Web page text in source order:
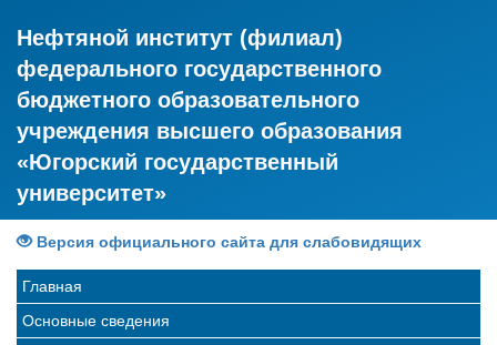
Нефтяной институт (филиал)
федерального государственного
бюджетного образовательного
учреждения высшего образования
«Югорский государственный
университет»
Версия официального сайта для слабовидящих
Главная
Основные сведения